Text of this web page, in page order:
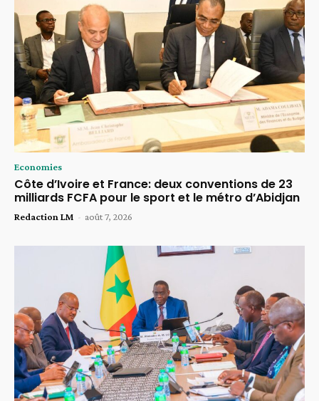
Economies
Côte d’Ivoire et France: deux conventions de 23
milliards FCFA pour le sport et le métro d’Abidjan
Redaction LM - août 7, 2026